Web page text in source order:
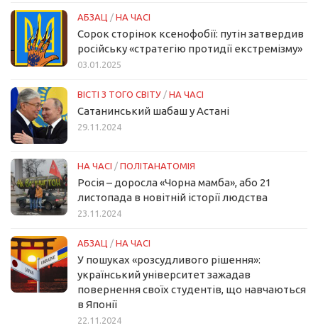
АБЗАЦ / НА ЧАСІ
Сорок сторінок ксенофобії: путін затвердив
російську «стратегію протидії екстремізму»
03.01.2025
ВІСТІ З ТОГО СВІТУ / НА ЧАСІ
Сатанинський шабаш у Астані
29.11.2024
НА ЧАСІ / ПОЛІТАНАТОМІЯ
Росія – доросла «Чорна мамба», або 21
листопада в новітній історії людства
23.11.2024
АБЗАЦ / НА ЧАСІ
У пошуках «розсудливого рішення»:
український університет зажадав
повернення своїх студентів, що навчаються
в Японії
22.11.2024